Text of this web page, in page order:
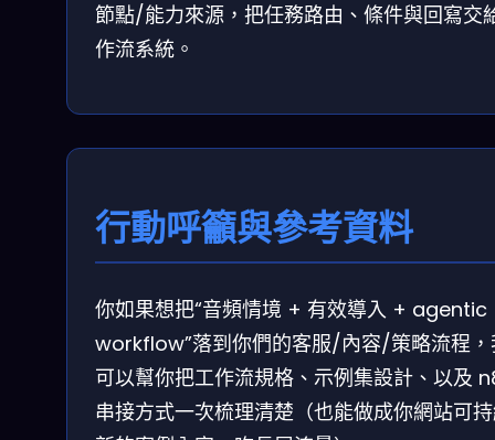
節點/能力來源，把任務路由、條件與回寫交
作流系統。
行動呼籲與參考資料
你如果想把“音頻情境 + 有效導入 + agentic
workflow”落到你們的客服/內容/策略流程，
可以幫你把工作流規格、示例集設計、以及
串接方式一次梳理清楚（也能做成你網站可